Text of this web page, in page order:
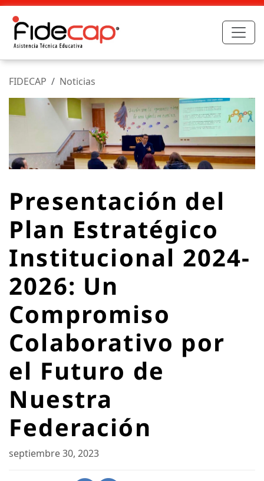
FIDECAP Noticias
Presentación del
Plan Estratégico
Institucional 2024-
2026: Un
Compromiso
Colaborativo por
el Futuro de
Nuestra
Federación
septiembre 30, 2023